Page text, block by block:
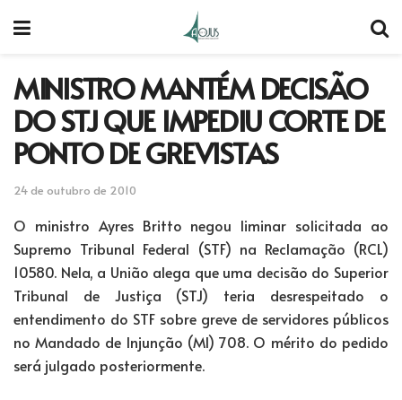
MINISTRO MANTÉM DECISÃO
DO STJ QUE IMPEDIU CORTE DE
PONTO DE GREVISTAS
24 de outubro de 2010
O ministro Ayres Britto negou liminar solicitada ao
Supremo Tribunal Federal (STF) na Reclamação (RCL)
10580. Nela, a União alega que uma decisão do Superior
Tribunal de Justiça (STJ) teria desrespeitado o
entendimento do STF sobre greve de servidores públicos
no Mandado de Injunção (MI) 708. O mérito do pedido
será julgado posteriormente.